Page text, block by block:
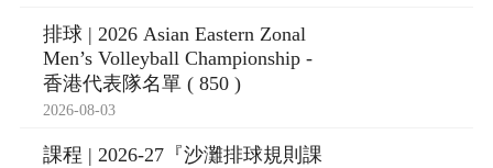
排球 | 2026 Asian Eastern Zonal
Men’s Volleyball Championship -
香港代表隊名單 ( 850 )
2026-08-03
課程 | 2026-27『沙灘排球規則課